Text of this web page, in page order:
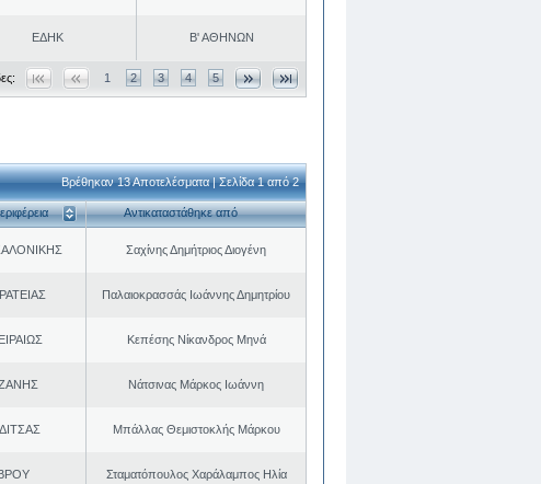
ΕΔΗΚ Β' ΑΘΗΝΩΝ
1 2 3 4 5
Βρέθηκαν 13 Αποτελέσματα | Σελίδα 1 από 2
Αντικαταστάθηκε από
Σαχίνης Δημήτριος Διογένη
Παλαιοκρασσάς Ιωάννης Δημητρίου
Κεπέσης Νίκανδρος Μηνά
Νάτσινας Μάρκος Ιωάννη
Μπάλλας Θεμιστοκλής Μάρκου
Σταματόπουλος Χαράλαμπος Ηλία